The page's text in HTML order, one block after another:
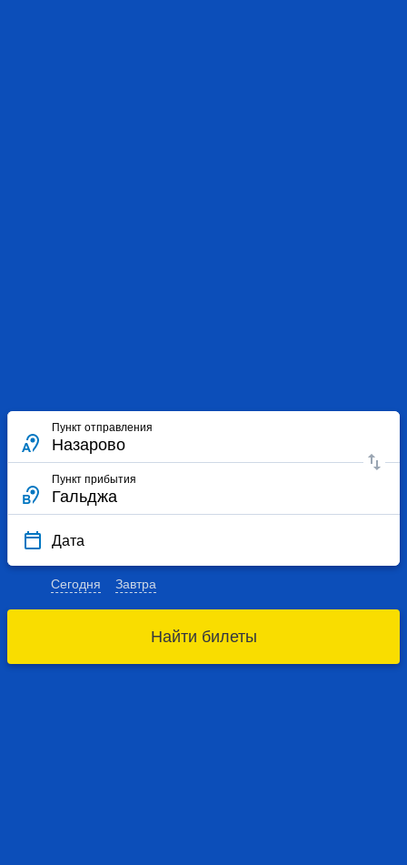
Пункт отправления
Пункт прибытия
Дата
Сегодня Завтра
Найти билеты